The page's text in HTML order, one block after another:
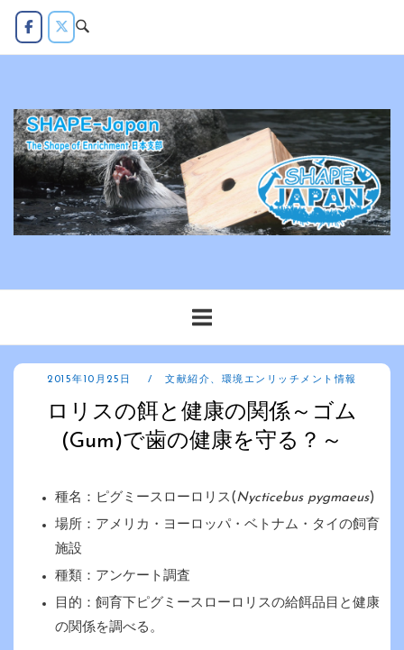
2015年10月25日 文献紹介、 環境エンリッチメント情報
ロリスの餌と健康の関係～ゴム
(Gum)で歯の健康を守る？～
種名：ピグミースローロリス( Nycticebus pygmaeus)
場所：アメリカ・ヨーロッパ・ベトナム・タイの飼育
施設
種類：アンケート調査
目的：飼育下ピグミースローロリスの給餌品目と健康
の関係を調べる。